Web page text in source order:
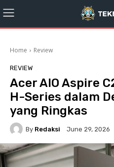
Home Review
REVIEW
Acer AIO Aspire
H-Series dalam
yang Ringkas
By Redaksi June 29, 2026